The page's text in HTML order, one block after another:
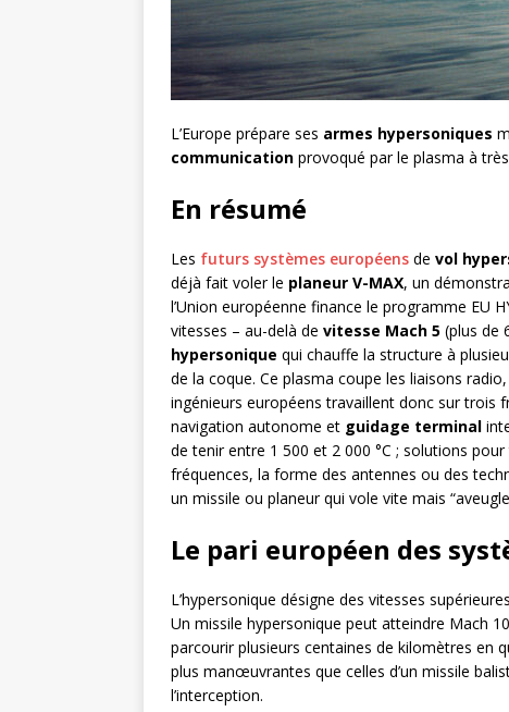
L’Europe prépare ses armes hypersoniques
communication provoqué par le plasma à
En résumé
Les futurs systèmes européens de vol
déjà fait voler le planeur V-MAX, un
l’Union européenne finance le programme EU
vitesses – au-delà de vitesse Mach 5 (plus de
hypersonique qui chauffe la structure à
de la coque. Ce plasma coupe les liaisons
ingénieurs européens travaillent donc sur trois
navigation autonome et guidage terminal
de tenir entre 1 500 et 2 000 °C ; solutions
fréquences, la forme des antennes ou des
un missile ou planeur qui vole vite mais
Le pari européen des
L’hypersonique désigne des vitesses
Un missile hypersonique peut atteindre Mach
parcourir plusieurs centaines de kilomètres en
plus manœuvrantes que celles d’un missile
l’interception.